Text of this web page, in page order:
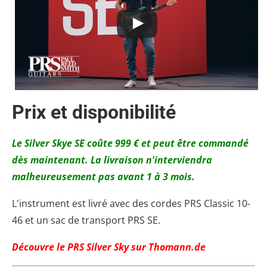
Prix et disponibilité
Le Silver Skye SE coûte 999 € et peut être commandé
dès maintenant. La livraison n'interviendra
malheureusement pas avant 1 à 3 mois.
L'instrument est livré avec des cordes PRS Classic 10-
46 et un sac de transport PRS SE.
Découvre le PRS Silver Sky sur Thomann.de